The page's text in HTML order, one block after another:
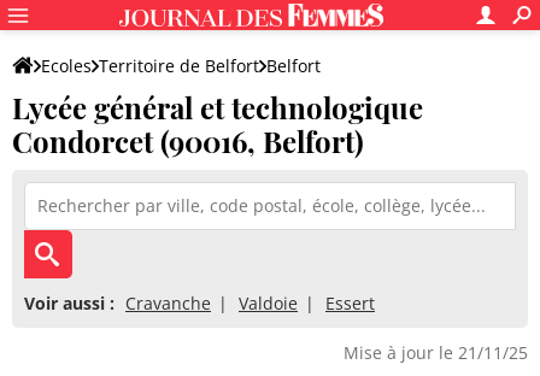
Ecoles Territoire de Belfort Belfort
Lycée général et technologique Condorcet
Lycée général et technologique
Condorcet (90016, Belfort)
Voir aussi : Cravanche Valdoie Essert
Mise à jour le 21/11/25